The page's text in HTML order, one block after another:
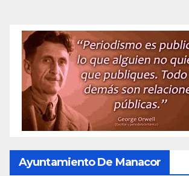
Ayuntamiento De Manacor